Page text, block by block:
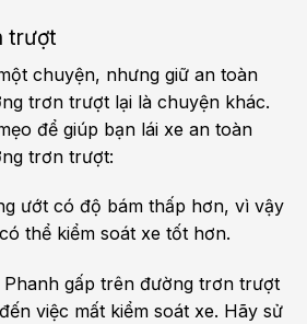
trượt
chuyện, nhưng giữ an toàn
trơn trượt lại là chuyện khác.
để giúp bạn lái xe an toàn
trơn trượt:
ướt có độ bám thấp hơn, vì vậy
thể kiểm soát xe tốt hơn.
Phanh gấp trên đường trơn trượt
việc mất kiểm soát xe. Hãy sử